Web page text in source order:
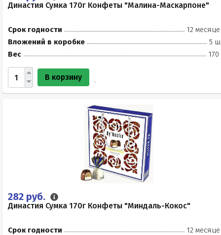
Династия Сумка 170г Конфеты "Малина-Маскарпоне"
Срок годности
12
Вложений в коробке
5
Вес
170
В корзину
282 руб.
Династия Сумка 170г Конфеты "Миндаль-Кокос"
Срок годности
12